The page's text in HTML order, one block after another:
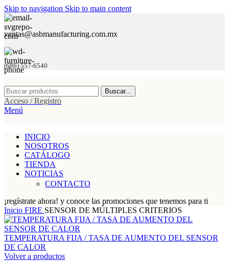
Skip to navigation Skip to main content
ventas@asbmanufacturing.com.mx
(686) 557-6540
Buscar...
Acceso / Registro
Menú
INICIO
NOSOTROS
CATÁLOGO
TIENDA
NOTICIAS
CONTACTO
¡regístrate ahora! y conoce las promociones que tenemos para ti
Inicio FIRE SENSOR DE MÚLTIPLES CRITERIOS
TEMPERATURA FIJA / TASA DE AUMENTO DEL SENSOR
DE CALOR
Volver a productos